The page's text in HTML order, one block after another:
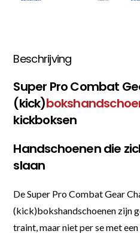
Beschrijving
Super Pro Combat
(kick)
kickboksen
Handschoenen die
slaan
De Super Pro Combat Gear
(kick)bokshandschoenen zijn
traint, maar niet per se met